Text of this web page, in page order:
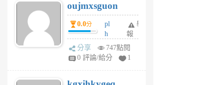
個
月
前
個
月
前
oujmxsguon
0.0分
pl
h
wi
w
6
舉
報
分享
747點閱
0 評論/給分
1